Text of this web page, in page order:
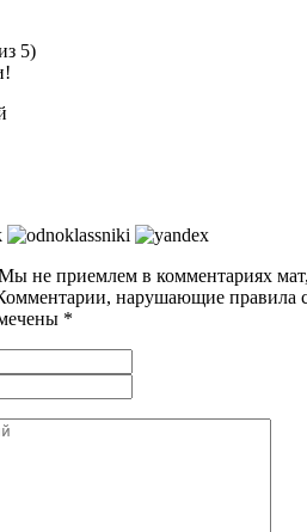
5)
не приемлем в комментариях
нарушающие правила
*